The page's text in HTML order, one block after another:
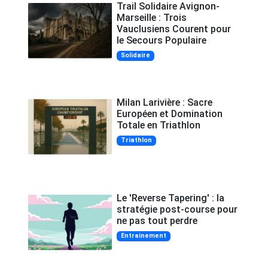
Trail Solidaire Avignon-
Marseille : Trois
Vauclusiens Courent pour
le Secours Populaire
Solidaire
Milan Larivière : Sacre
Européen et Domination
Totale en Triathlon
Triathlon
Le 'Reverse Tapering' : la
stratégie post-course pour
ne pas tout perdre
Entrainement